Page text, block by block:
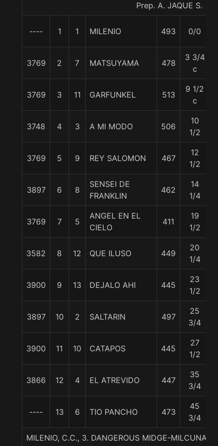
Prep. A. JAQUE S.
---- 1 1 MILENIO 493 0/0
3769 2 7 MATSUYAMA 478
3 3/4
c
3769 3 11 GARFUNKEL 513
9 1/2
c
3748 4 3 A MI MODO 506
10
1/2
3769 5 9 REY SALOMON 467
12
1/2
3897 6 8
SENSEI DE
FRANKLIN
462
14
1/4
3769 7 5
ANGEL EN EL
CIELO
411
19
1/2
3582 8 12 QUE ILUSO 449
20
1/4
3900 9 13 DEJALO AHI 445
23
1/2
3897 10 2 SALTARIN 497
25
3/4
3900 11 10 CATAPOS 445
27
1/2
3866 12 4 EL ATREVIDO 447
35
3/4
---- 13 6 TIO PANCHO 473
45
3/4
MILENIO, C.C., 3. DANGEROUS MIDGE-MILCUNA-